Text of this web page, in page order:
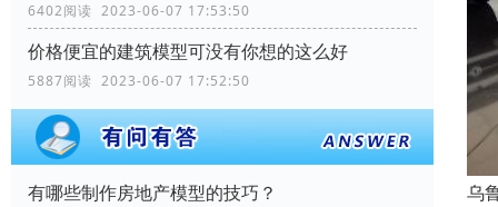
6402阅读 2023-06-07 17:53:50
价格便宜的建筑模型可没有你想的这么好
5887阅读 2023-06-07 17:52:50
有哪些制作房地产模型的技巧？
乌